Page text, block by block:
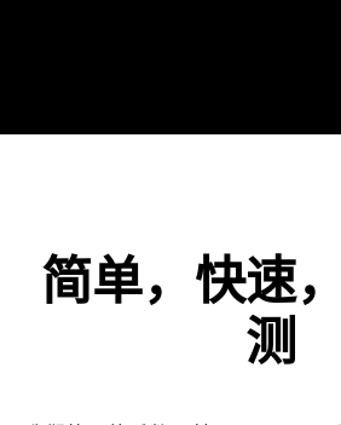
简单，快速
测